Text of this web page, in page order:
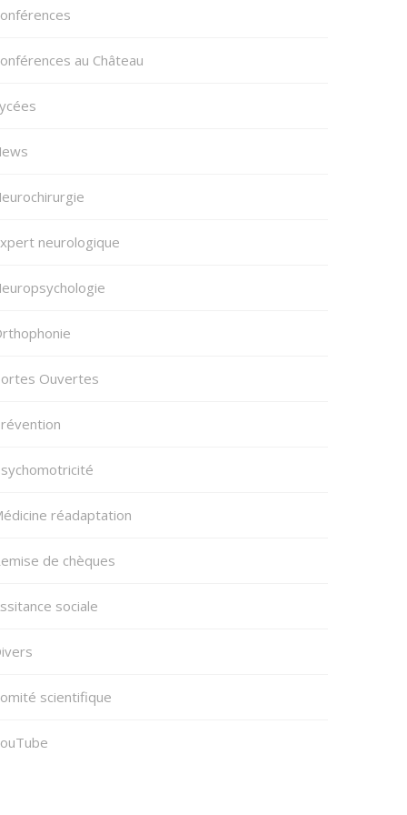
au Château
neurologique
Ouvertes
réadaptation
de chèques
sociale
scientifique